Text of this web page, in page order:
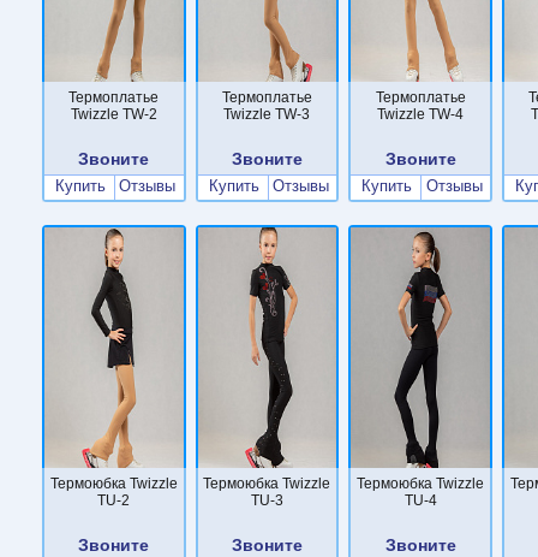
Термоплатье
Twizzle TW-2
Звоните
Купить Отзывы
Термоплатье
Twizzle TW-3
Звоните
Купить Отзывы
Термоплатье
Twizzle TW-4
Звоните
Купить Отзывы
Термоюбка Twizzle
TU-2
Звоните
Термоюбка Twizzle
TU-3
Звоните
Термоюбка Twizzle
TU-4
Звоните